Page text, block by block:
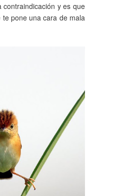
contraindicación y es que
pone una cara de mala